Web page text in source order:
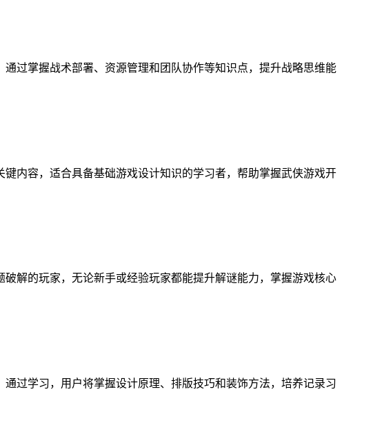
过掌握战术部署、资源管理和团队协作等知识点，提升战略思维能
内容，适合具备基础游戏设计知识的学习者，帮助掌握武侠游戏开
解的玩家，无论新手或经验玩家都能提升解谜能力，掌握游戏核心
过学习，用户将掌握设计原理、排版技巧和装饰方法，培养记录习